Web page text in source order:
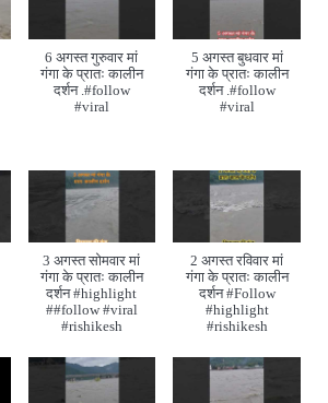
6 अगस्त गुरुवार मां
गंगा के प्रातः कालीन
दर्शन .#follow
#viral
5 अगस्त बुधवार मां
गंगा के प्रातः कालीन
दर्शन .#follow
#viral
3 अगस्त सोमवार मां
गंगा के प्रातः कालीन
दर्शन #highlight
##follow #viral
#rishikesh
2 अगस्त रविवार मां
गंगा के प्रातः कालीन
दर्शन #Follow
#highlight
#rishikesh